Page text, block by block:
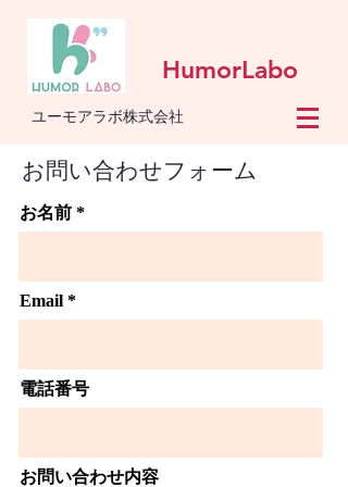
HumorLabo
ユーモアラボ株式会社
お問い合わせフォーム
お名前
Email
電話番号
お問い合わせ内容